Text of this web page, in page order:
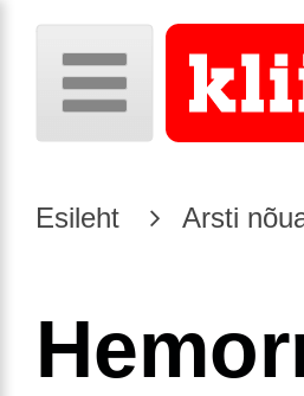
Esileht Arsti